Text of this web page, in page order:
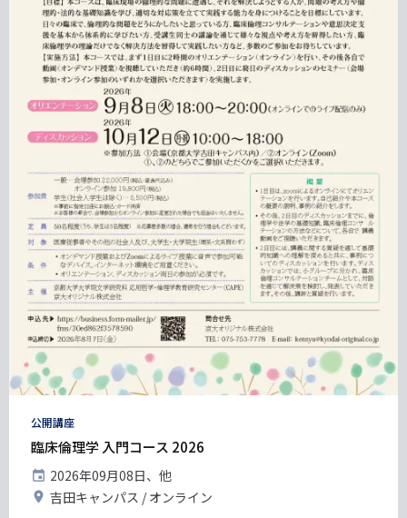
タ
グ
公開講座
臨床倫理学 入門コース 2026
開
催
日
2026年09月08日、他
開 吉田キャンパス オンライン